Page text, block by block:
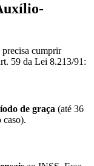
cumprir
59 da Lei 8.213/91:
de graça (até 36
caso).